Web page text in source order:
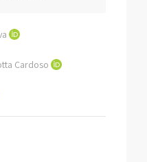
Cardoso